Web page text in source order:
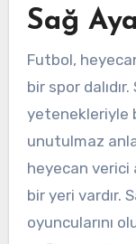
Sağ
Futbol,
bir spor
yetenekleriyle
unutulmaz
heyecan verici
bir yeri vardır.
oyuncularını